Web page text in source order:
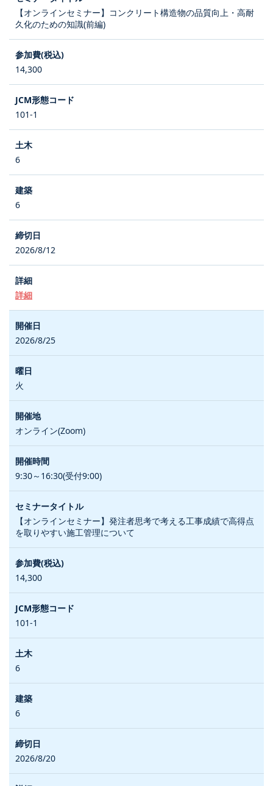
【オンラインセミナー】コンクリート構造物の品質向上・高耐
久化のための知識(前編)
14,300
101-1
6
6
2026/8/12
詳細
2026/8/25
火
オンライン(Zoom)
9:30～16:30(受付9:00)
【オンラインセミナー】発注者思考で考える工事成績で高得点
を取りやすい施工管理について
14,300
101-1
6
6
2026/8/20